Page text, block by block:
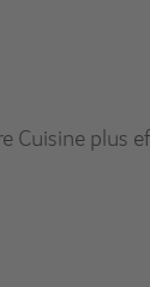
Cuisine